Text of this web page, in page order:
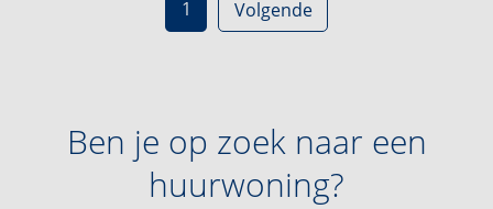
1 Volgende
Ben je op zoek naar een
huurwoning?